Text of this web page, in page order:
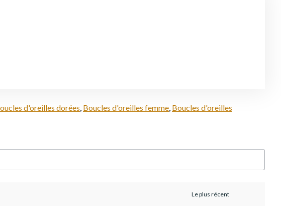
d'oreilles dorées, Boucles d'oreilles femme, Boucles d'oreilles